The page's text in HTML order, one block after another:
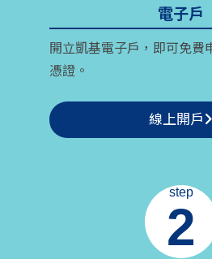
電子戶
開立凱基電子戶，即可免費
憑證。
線上開戶
step
2